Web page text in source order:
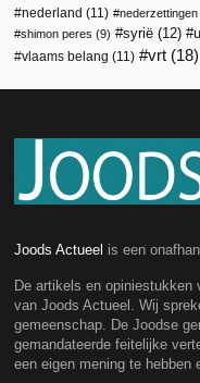
nederland (11) nederzettingen
shimon peres (9) syrië (12)
vlaams belang (11) vrt (18)
Joods Actueel is een
De artikels en opiniestukken
van Joods Actueel. Wij
gemeenschap. De Joodse
gemandateerde feitelijke
een eigen mening te hebben